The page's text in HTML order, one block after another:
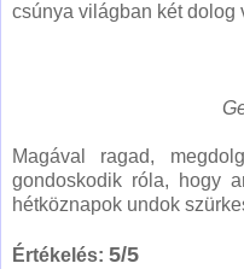
csúnya világban két dolog
Magával ragad,
gondoskodik róla, hogy
hétköznapok undok
Értékelés: 5/5